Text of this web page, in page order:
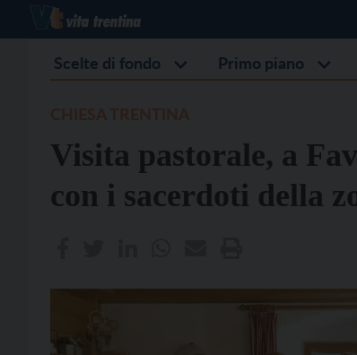
Scelte di fondo Primo piano
Visita pastorale, a
con i sacerdoti della